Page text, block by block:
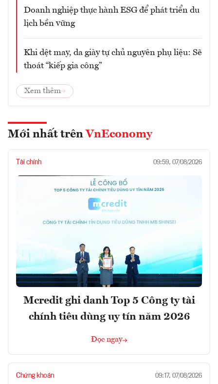
Doanh nghiệp thực hành ESG để phát triển du
lịch bền vững
Khi dệt may, da giày tự chủ nguyên phụ liệu: Sẽ
thoát “kiếp gia công”
Xem thêm
Mới nhất trên VnEconomy
Tài chính 09:59, 07/08/2026
Mcredit ghi danh Top 5 Công ty tài
chính tiêu dùng uy tín năm 2026
Đọc ngay
Chứng khoán 09:17, 07/08/2026